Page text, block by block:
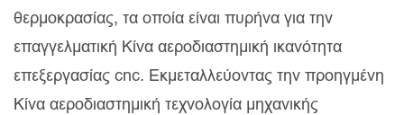
θερμοκρασίας, τα οποία είναι πυρήνα για την
επαγγελματική Κίνα αεροδιαστημική ικανότητα
επεξεργασίας cnc. Εκμεταλλεύοντας την προηγμένη
Κίνα αεροδιαστημική τεχνολογία μηχανικής